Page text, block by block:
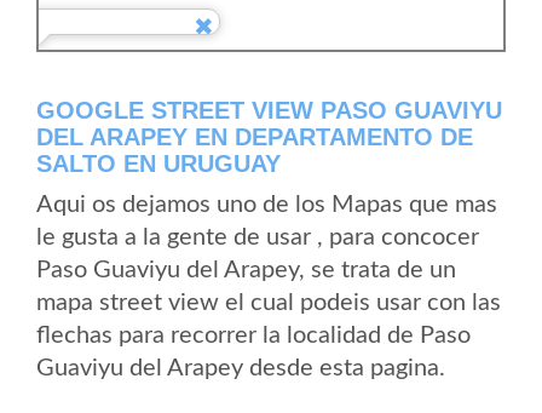
GOOGLE STREET VIEW PASO GUAVIYU
DEL ARAPEY EN DEPARTAMENTO DE
SALTO EN URUGUAY
Aqui os dejamos uno de los Mapas que mas
le gusta a la gente de usar , para concocer
Paso Guaviyu del Arapey, se trata de un
mapa street view el cual podeis usar con las
flechas para recorrer la localidad de Paso
Guaviyu del Arapey desde esta pagina.